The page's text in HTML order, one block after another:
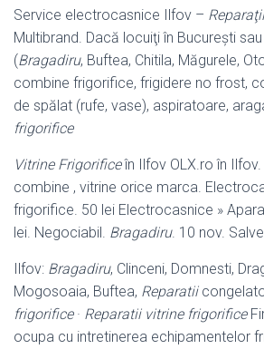
Service electrocasnice Ilfov – Reparaţii
Multibrand. Dacă locuiţi în Bucureşti
(Bragadiru, Buftea, Chitila, Măgurele,
combine frigorifice, frigidere no frost,
de spălat (rufe, vase), aspiratoare,
frigorifice
Vitrine Frigorificeîn Ilfov OLX.ro în Ilfov.
combine , vitrine orice marca.
frigorifice. 50 lei Electrocasnice »
lei. Negociabil. Bragadiru. 10 nov.
Ilfov: Bragadiru, Clinceni, Domnesti,
Mogosoaia, Buftea, Reparatii
frigorifice· Reparatii vitrine frigorifice
ocupa cu intretinerea echipamentelor